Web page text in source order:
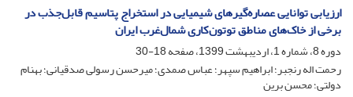
ارزیابی توانایی عصاره‌گیرهای شیمیایی در استخراج پتاسیم قابل‌جذب در
برخی از خاک‌های مناطق توتون‌کاری شمال‌غرب ایران
دوره 8، شماره 1، اردیبهشت 1399، صفحه
18-30
رحمت اله رنجبر؛ ابراهیم سپهر؛ عباس صمدی؛ میرحسن رسولی صدقیانی؛ بهنام
دولتی؛ محسن برین